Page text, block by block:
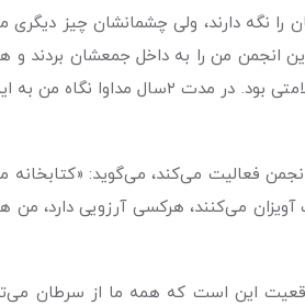
نگه دارند، ولی چشمانشان چیز دیگری
انجمن من را به داخل جمعشان بردند و
این بیماری و فکر کردن به روزهای
فعالیت می‌کند، می‌گوید:
می‌کنند، هرکسی آرزویی دارد، من
این است که همه ما از سرطان